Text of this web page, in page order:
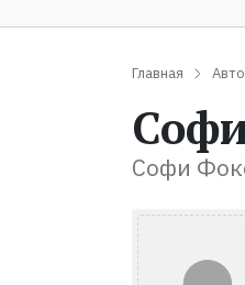
Главная
Софи